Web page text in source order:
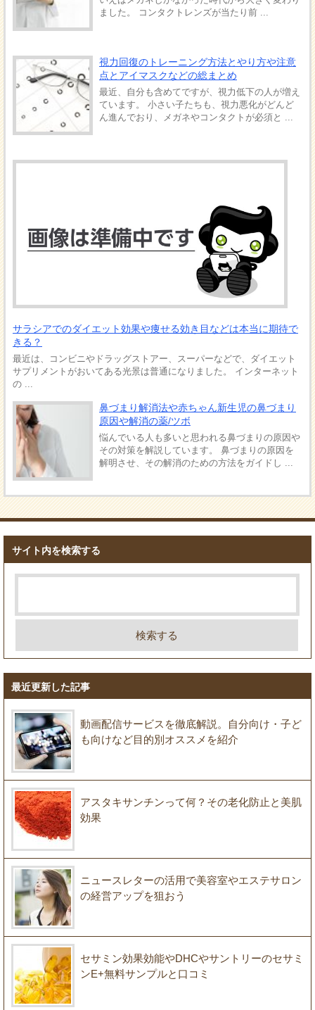
ました。 コンタクトレンズが当たり前 ...
視力回復のトレーニング方法とやり方や注意
点とアイマスクなどの総まとめ
最近、自分も含めてですが、視力低下の人が増え
ています。 小さい子たちも、視力悪化がどんど
ん進んでおり、メガネやコンタクトが必須と ...
サラシアでのダイエット効果や痩せる効き目などは本当に期待で
きる？
最近は、コンビニやドラッグストアー、スーパーなどで、ダイエット
サプリメントがおいてある光景は普通になりました。 インターネット
の ...
鼻づまり解消法や赤ちゃん新生児の鼻づまり
原因や解消の薬/ツボ
悩んでいる人も多いと思われる鼻づまりの原因や
その対策を解説しています。 鼻づまりの原因を
解明させ、その解消のための方法をガイドし ...
サイト内を検索する
最近更新した記事
動画配信サービスを徹底解説。自分向け・子ど
も向けなど目的別オススメを紹介
アスタキサンチンって何？その老化防止と美肌
効果
ニュースレターの活用で美容室やエステサロン
の経営アップを狙おう
セサミン効果効能やDHCやサントリーのセサミ
ンE+無料サンプルと口コミ